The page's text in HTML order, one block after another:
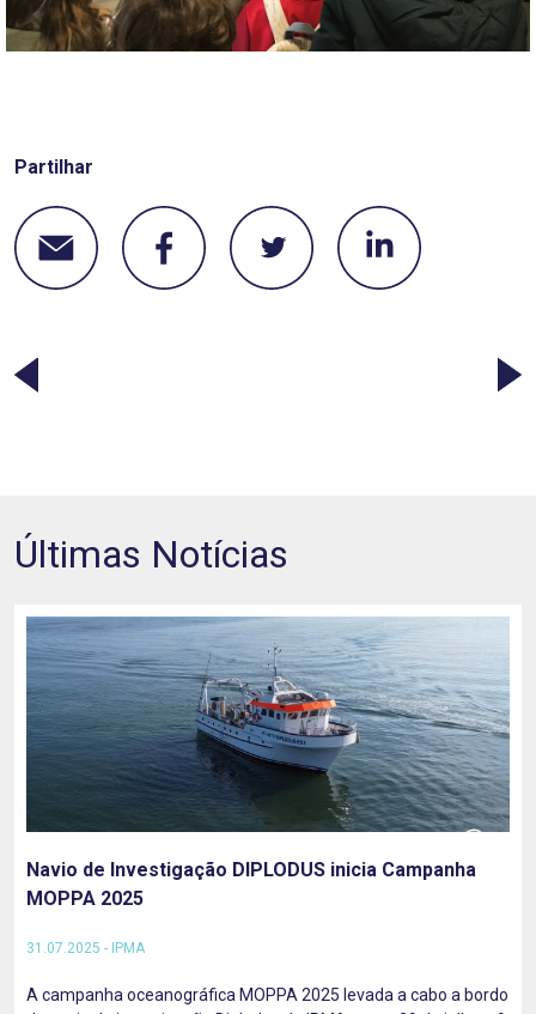
Partilhar
Últimas Notícias
Navio de Investigação DIPLODUS inicia Campanha
MOPPA 2025
31.07.2025 - IPMA
A campanha oceanográfica MOPPA 2025 levada a cabo a bordo